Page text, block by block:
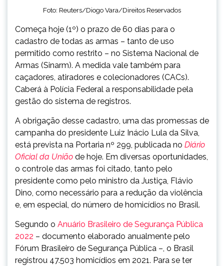
Foto: Reuters/Diogo Vara/Direitos Reservados
Começa hoje (1º) o prazo de 60 dias para o
cadastro de todas as armas – tanto de uso
permitido como restrito – no Sistema Nacional de
Armas (Sinarm). A medida vale também para
caçadores, atiradores e colecionadores (CACs).
Caberá à Polícia Federal a responsabilidade pela
gestão do sistema de registros.
A obrigação desse cadastro, uma das promessas de
campanha do presidente Luiz Inácio Lula da Silva,
está prevista na Portaria nº 299, publicada no Diário
Oficial da União de hoje. Em diversas oportunidades,
o controle das armas foi citado, tanto pelo
presidente como pelo ministro da Justiça, Flávio
Dino, como necessário para a redução da violência
e, em especial, do número de homicídios no Brasil.
Segundo o Anuário Brasileiro de Segurança Pública
2022 – documento elaborado anualmente pelo
Fórum Brasileiro de Segurança Pública –, o Brasil
registrou 47.503 homicídios em 2021. Para se ter